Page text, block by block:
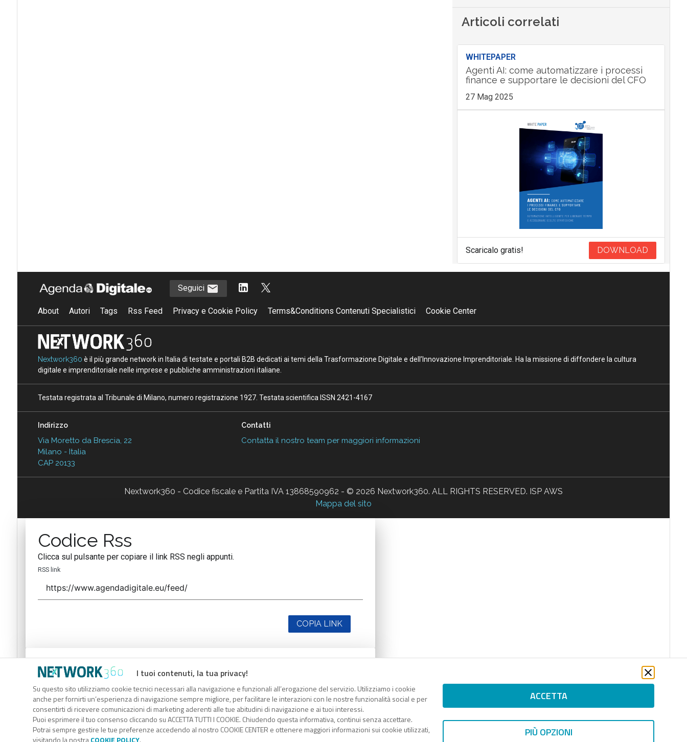
Articoli correlati
WHITEPAPER
Agenti AI: come automatizzare i processi
finance e supportare le decisioni del CFO
27 Mag 2025
Scaricalo gratis! DOWNLOAD
I tuoi contenuti, la tua privacy!
Su questo sito utilizziamo cookie tecnici necessari alla navigazione e funzionali all’erogazione del servizio. Utilizziamo i cookie
anche per fornirti un’esperienza di navigazione sempre migliore, per facilitare le interazioni con le nostre funzionalità social e per
consentirti di ricevere comunicazioni di marketing aderenti alle tue abitudini di navigazione e ai tuoi interessi.
Puoi esprimere il tuo consenso cliccando su ACCETTA TUTTI I COOKIE. Chiudendo questa informativa, continui senza accettare.
Potrai sempre gestire le tue preferenze accedendo al nostro COOKIE CENTER e ottenere maggiori informazioni sui cookie utilizzati,
visitando la nostra COOKIE POLICY.
ACCETTA
PIÙ OPZIONI
Seguici
About Autori Tags Rss Feed Privacy e Cookie Policy Terms&Conditions Contenuti Specialistici Cookie Center
Nextwork360 è il più grande network in Italia di testate e portali B2B dedicati ai temi della Trasformazione Digitale e dell’Innovazione Imprenditoriale. Ha la missione di diffondere la cultura
digitale e imprenditoriale nelle imprese e pubbliche amministrazioni italiane.
Testata registrata al Tribunale di Milano, numero registrazione 1927. Testata scientifica ISSN 2421-4167
Indirizzo
Via Moretto da Brescia, 22
Milano - Italia
CAP 20133
Contatti
Contatta il nostro team per maggiori informazioni
Nextwork360 - Codice fiscale e Partita IVA 13868590962 - © 2026 Nextwork360. ALL RIGHTS RESERVED. ISP AWS
Mappa del sito
Codice Rss
Clicca sul pulsante per copiare il link RSS negli appunti.
RSS link
COPIA LINK
Codice Rss
Clicca sul pulsante per copiare il link RSS negli appunti.
RSS link